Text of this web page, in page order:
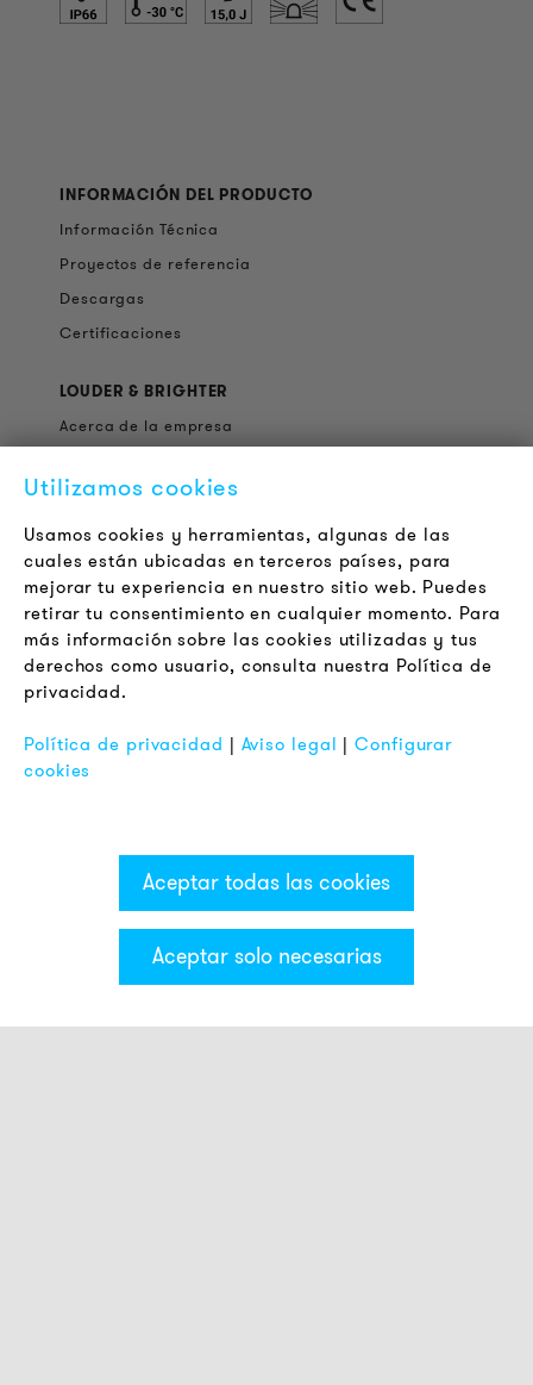
Categorías & Filter
INFORMACIÓN DEL PRODUCTO
Información Técnica
Proyectos de referencia
Descargas
Certificaciones
LOUDER & BRIGHTER
Acerca de la empresa
Jobs
Boletín
LEGAL
Terminos y Condiciones Generales
Aviso de Privacidad
Pie de Imprenta
Utilizamos cookies
Usamos cookies y herramientas, algunas de las
cuales están ubicadas en terceros países, para
mejorar tu experiencia en nuestro sitio web. Puedes
retirar tu consentimiento en cualquier momento. Para
más información sobre las cookies utilizadas y tus
derechos como usuario, consulta nuestra Política de
privacidad.
Política de privacidad | Aviso legal |Configurar
cookies
Aceptar todas las cookies
Aceptar solo necesarias